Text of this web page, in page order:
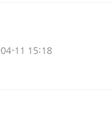
11 15:18